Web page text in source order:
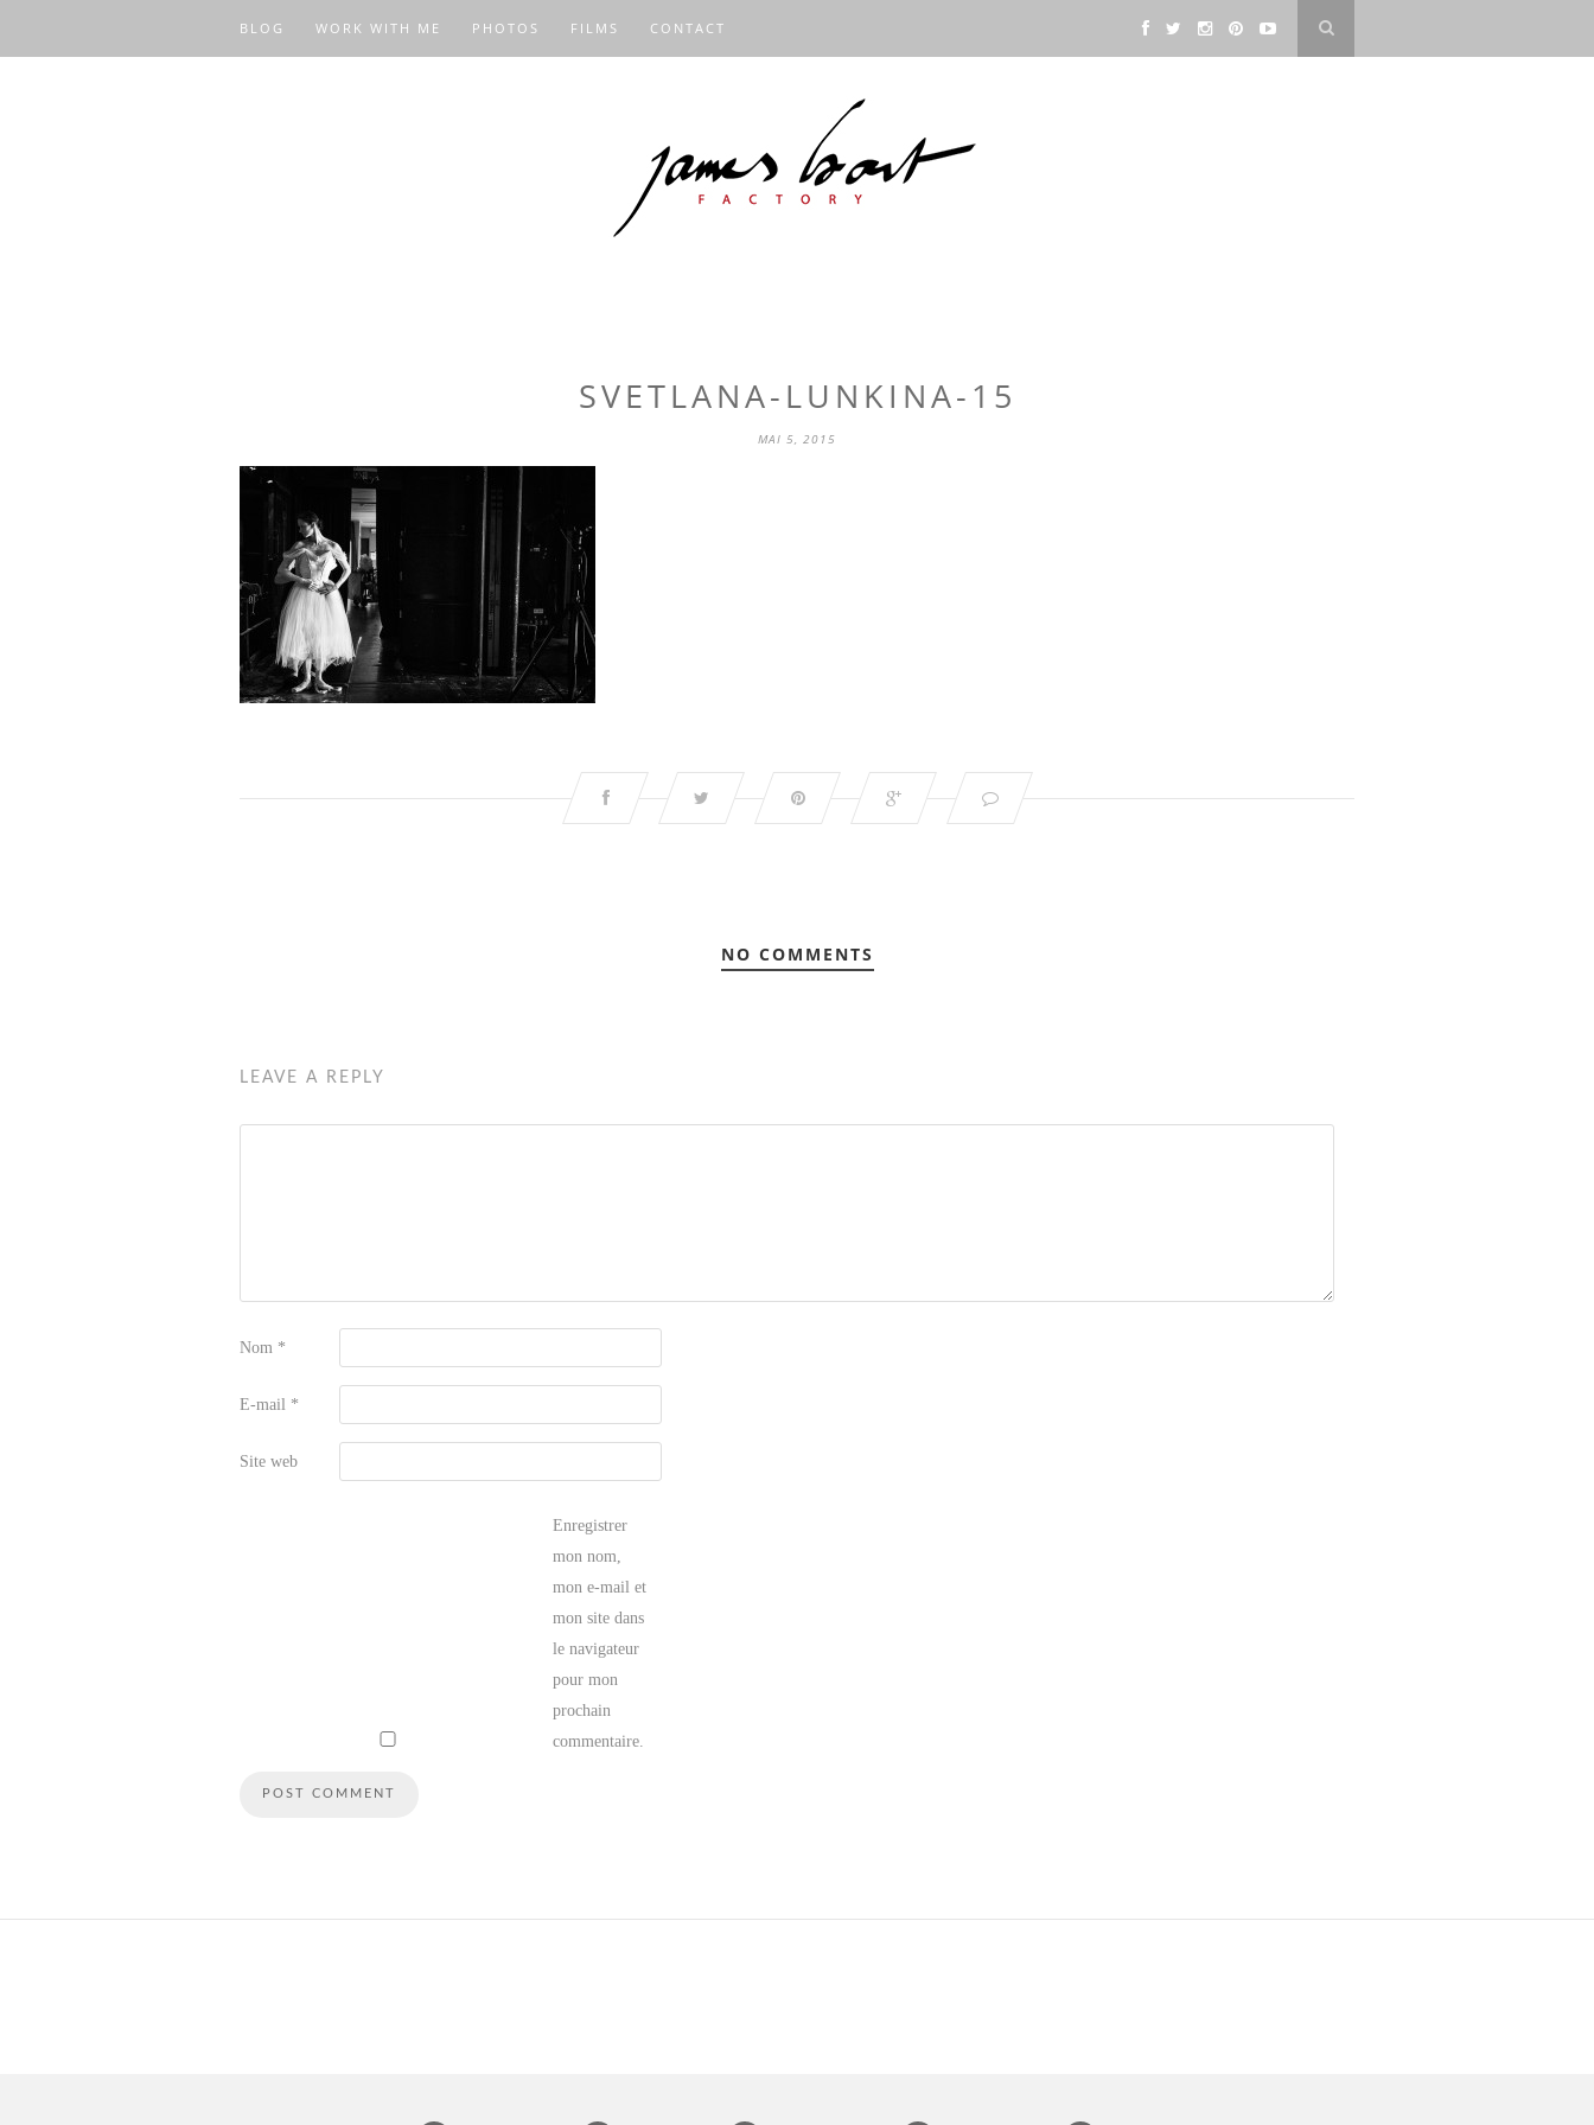
BLOG WORK WITH ME PHOTOS FILMS CONTACT
SVETLANA-LUNKINA-15
MAI 5, 2015
NO COMMENTS
LEAVE A REPLY
Nom *
E-mail *
Site web
Enregistrer
mon nom,
mon e-mail et
mon site dans
le navigateur
pour mon
prochain
commentaire.